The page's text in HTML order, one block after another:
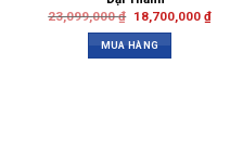
23,099,000₫ 18,700,000 ₫
MUA HÀNG